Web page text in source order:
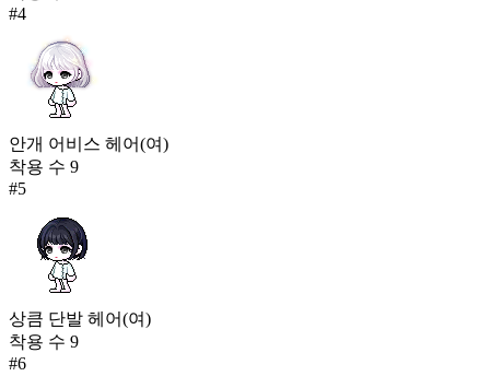
#4
안개 어비스 헤어(여)
착용 수 9
#5
상큼 단발 헤어(여)
착용 수 9
#6